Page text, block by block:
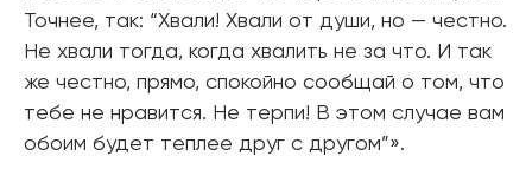
Точнее, так: “Хвали! Хвали от души, но — честно.
Не хвали тогда, когда хвалить не за что. И так
же честно, прямо, спокойно сообщай о том, что
тебе не нравится. Не терпи! В этом случае вам
обоим будет теплее друг с другом”».